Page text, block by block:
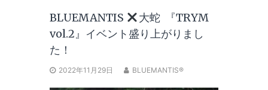
BLUEMANTIS
大蛇 『TRYM
vol.2』イベント盛り上がりまし
た！
2022年11月29日 BLUEMANTIS®